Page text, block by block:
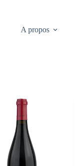
A propos